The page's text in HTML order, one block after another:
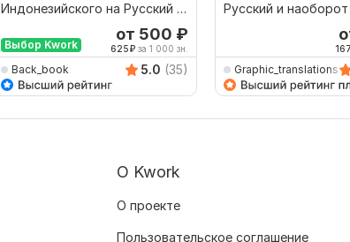
Индонезийского на Русский и
Выбор Kwork
от 500 ₽
625₽ за 1 000 зн.
Back_book 5.0 (35)
Русский и наоборот
167
Graphic_translations
О Kwork
О проекте
Пользовательское соглашение